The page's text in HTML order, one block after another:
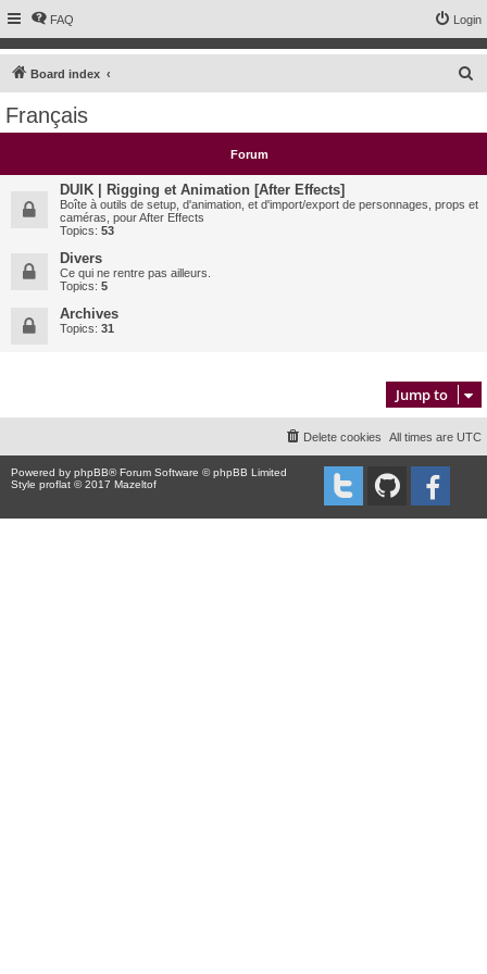
FAQ Login
Board index
c
h
Français
Forum
DUIK | Rigging et Animation [After Effects]
Boîte à outils de setup, d'animation, et d'import/export de personnages, props et
caméras, pour After Effects
Topics: 53
Divers
Ce qui ne rentre pas ailleurs.
Topics: 5
Archives
Topics: 31
Jump to
All times are UTC
Delete cookies
Powered by phpBB® Forum Software © phpBB Limited
Style proflat © 2017 Mazeltof